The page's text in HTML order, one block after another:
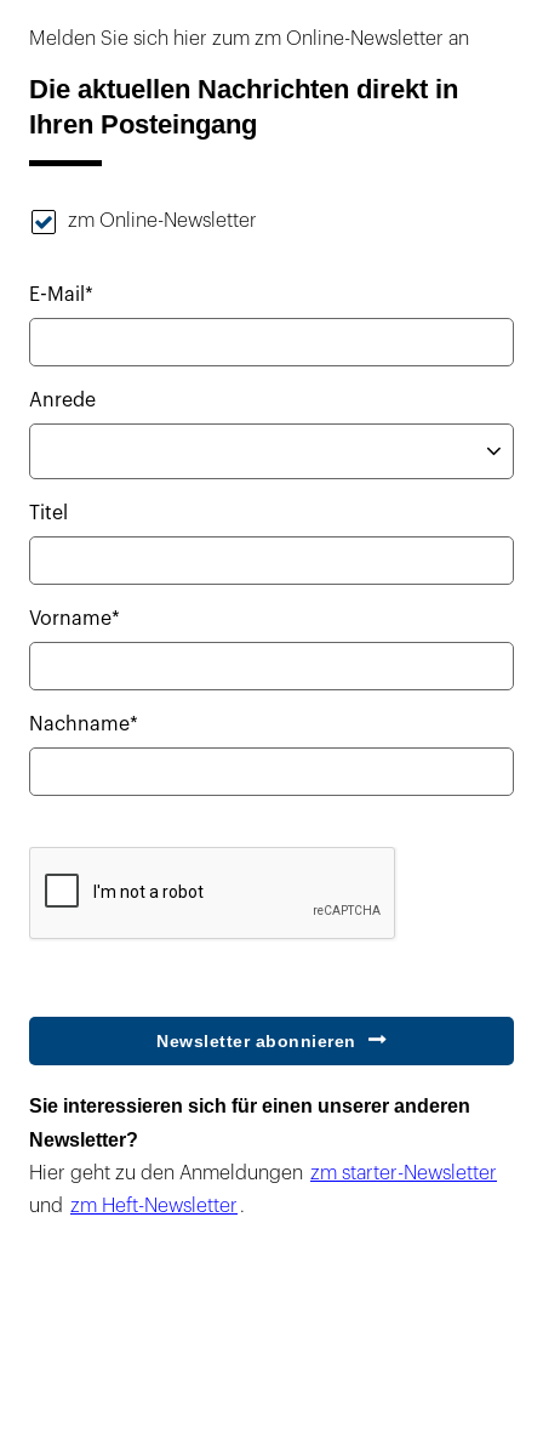
Melden Sie sich hier zum zm Online-Newsletter an
Die aktuellen Nachrichten direkt in
Ihren Posteingang
zm Online-Newsletter
E-Mail*
Anrede
Titel
Vorname*
Nachname*
Newsletter abonnieren
Sie interessieren sich für einen unserer anderen
Newsletter?
Hier geht zu den Anmeldungen zm starter-Newsletter
und zm Heft-Newsletter .